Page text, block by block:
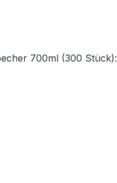
700ml (300 Stück):